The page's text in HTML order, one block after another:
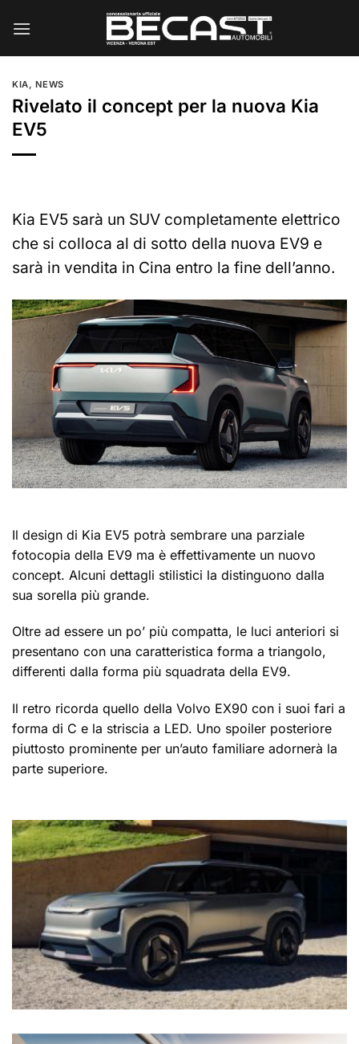
KIA, NEWS
Rivelato il concept per la nuova Kia
EV5
Kia EV5 sarà un SUV completamente elettrico
che si colloca al di sotto della nuova EV9 e
sarà in vendita in Cina entro la fine dell’anno.
Il design di Kia EV5 potrà sembrare una parziale
fotocopia della EV9 ma è effettivamente un nuovo
concept. Alcuni dettagli stilistici la distinguono dalla
sua sorella più grande.
Oltre ad essere un po’ più compatta, le luci anteriori si
presentano con una caratteristica forma a triangolo,
differenti dalla forma più squadrata della EV9.
Il retro ricorda quello della Volvo EX90 con i suoi fari a
forma di C e la striscia a LED. Uno spoiler posteriore
piuttosto prominente per un’auto familiare adornerà la
parte superiore.